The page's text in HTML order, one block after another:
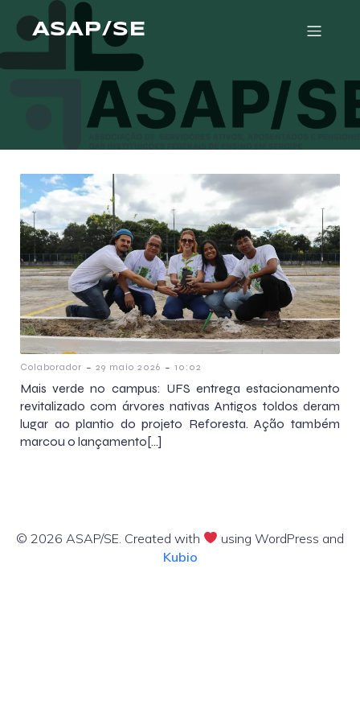
ASAP/SE
Colaborador - 29 maio 2026 - 10:02
Mais verde no campus: UFS entrega estacionamento
revitalizado com árvores nativas Antigos toldos deram
lugar ao plantio do projeto Reforesta. Ação também
marcou o lançamento[…]
© 2026 ASAP/SE. Created with
using WordPress and
Kubio